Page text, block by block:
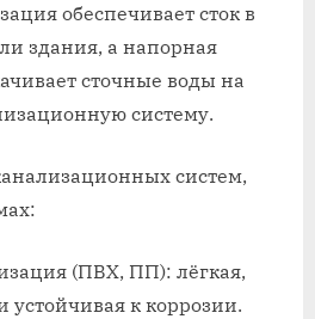
обеспечивает сток в
здания, а напорная
сточные воды на
систему.
систем,
(ПВХ, ПП): лёгкая,
устойчивая к коррозии.